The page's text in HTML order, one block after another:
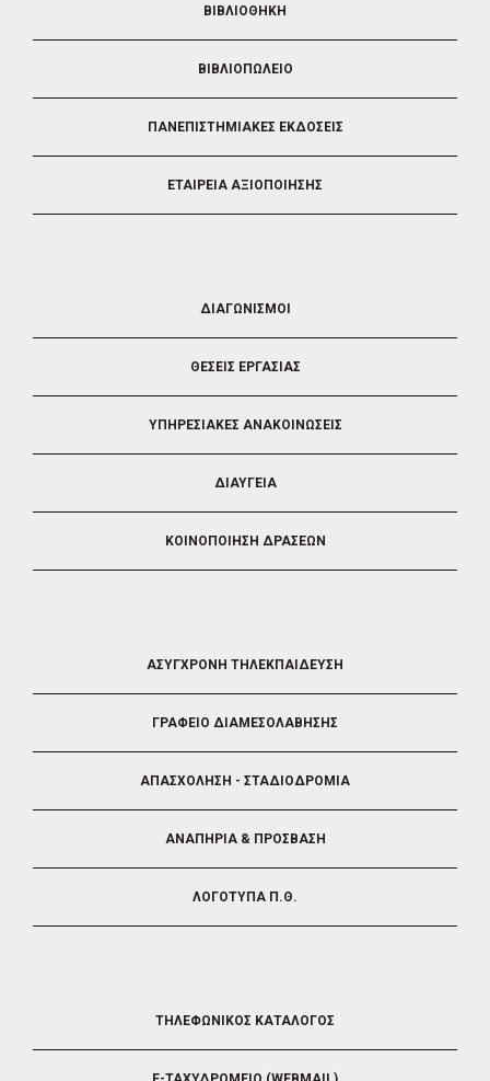
ΒΙΒΛΙΟΘΗΚΗ
ΒΙΒΛΙΟΠΩΛΕΙΟ
ΠΑΝΕΠΙΣΤΗΜΙΑΚΕΣ ΕΚΔΟΣΕΙΣ
ΕΤΑΙΡΕΙΑ ΑΞΙΟΠΟΙΗΣΗΣ
ΔΙΑΓΩΝΙΣΜΟΙ
ΘΕΣΕΙΣ ΕΡΓΑΣΙΑΣ
ΥΠΗΡΕΣΙΑΚΕΣ ΑΝΑΚΟΙΝΩΣΕΙΣ
ΔΙΑΥΓΕΙΑ
ΚΟΙΝΟΠΟΙΗΣΗ ΔΡΑΣΕΩΝ
ΑΣΥΓΧΡΟΝΗ ΤΗΛΕΚΠΑΙΔΕΥΣΗ
ΓΡΑΦΕΙΟ ΔΙΑΜΕΣΟΛΑΒΗΣΗΣ
ΑΠΑΣΧΟΛΗΣΗ - ΣΤΑΔΙΟΔΡΟΜΙΑ
ΑΝΑΠΗΡΙΑ & ΠΡΟΣΒΑΣΗ
ΛΟΓΟΤΥΠΑ Π.Θ.
ΤΗΛΕΦΩΝΙΚΟΣ ΚΑΤΑΛΟΓΟΣ